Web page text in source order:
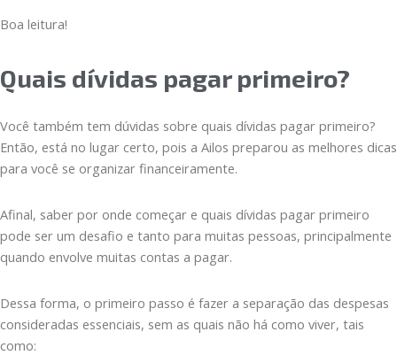
Boa leitura!
Quais dívidas pagar primeiro?
Você também tem dúvidas sobre quais dívidas pagar primeiro?
Então, está no lugar certo, pois a Ailos preparou as melhores dicas
para você se organizar financeiramente.
Afinal, saber por onde começar e quais dívidas pagar primeiro
pode ser um desafio e tanto para muitas pessoas, principalmente
quando envolve muitas contas a pagar.
Dessa forma, o primeiro passo é fazer a separação das despesas
consideradas essenciais, sem as quais não há como viver, tais
como: